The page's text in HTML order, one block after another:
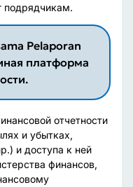
подрядчикам.
Pelaporan
платформа
отчетности
и убытках,
и доступа к ней
финансов,